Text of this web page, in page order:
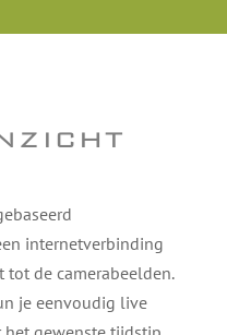
internetverbinding
de camerabeelden.
je eenvoudig live